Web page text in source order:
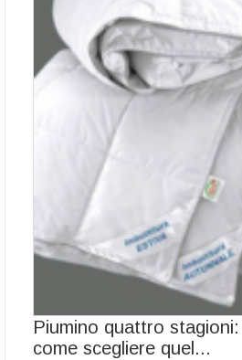
Piumino quattro
come scegliere quel...